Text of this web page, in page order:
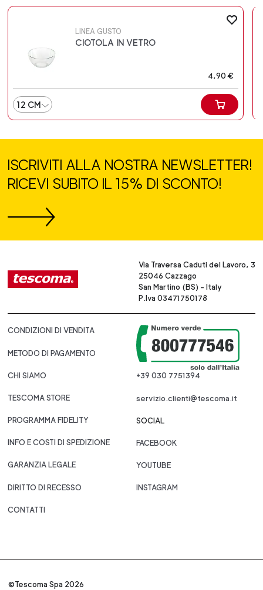
LINEA GUSTO
CIOTOLA IN VETRO
4,90 €
12 CM
ISCRIVITI ALLA NOSTRA NEWSLETTER!
RICEVI SUBITO IL 15% DI SCONTO!
Via Traversa Caduti del Lavoro, 3
25046 Cazzago
San Martino (BS) - Italy
P.Iva 03471750178
CONDIZIONI DI VENDITA
METODO DI PAGAMENTO
CHI SIAMO
TESCOMA STORE
PROGRAMMA FIDELITY
INFO E COSTI DI SPEDIZIONE
GARANZIA LEGALE
DIRITTO DI RECESSO
CONTATTI
+39 030 7751394
servizio.clienti@tescoma.it
SOCIAL
FACEBOOK
YOUTUBE
INSTAGRAM
©Tescoma Spa 2026